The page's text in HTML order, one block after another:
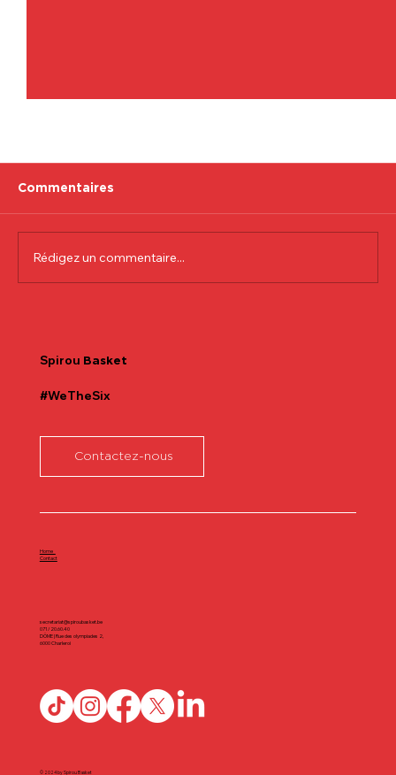
Commentaires
Rédigez un commentaire...
Spirou Basket
#WeTheSix
Contactez-nous
secretariat@spiroubasket.be
071/20.60.40
DÔME | Rue des olympiades 2,
6000 Charleroi
Home
Contact
© 2024 by Spirou Basket